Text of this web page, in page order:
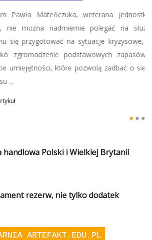
weterana jednostki specjalnej
nadmiernie polegać na służbach, tylko
na sytuacje kryzysowe, co oznacza
podstawowych zapasów, ale także
które pozwolą zadbać o siebie i bliskich
handlowa Polski i Wielkiej Brytanii
rezerw, nie tylko dodatek